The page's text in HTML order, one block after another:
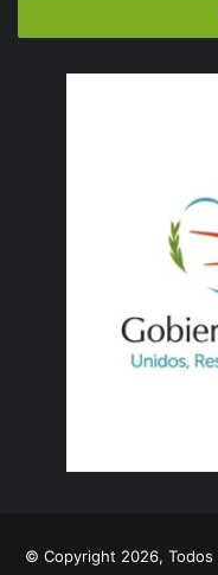
© Copyright 2026,